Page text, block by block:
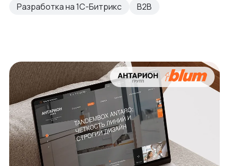
Разработка на 1С-Битрикс
B2B